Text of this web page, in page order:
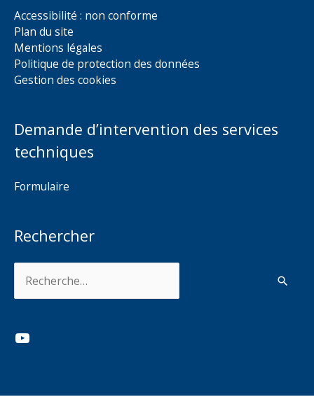
Accessibilité : non conforme
Plan du site
Mentions légales
Politique de protection des données
Gestion des cookies
Demande d’intervention des services
techniques
Formulaire
Rechercher
YouTube